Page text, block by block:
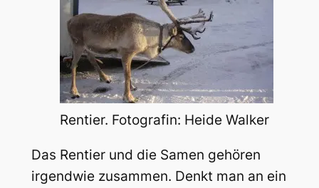
Rentier. Fotografin: Heide Walker
Das Rentier und die Samen gehören
irgendwie zusammen. Denkt man an ein